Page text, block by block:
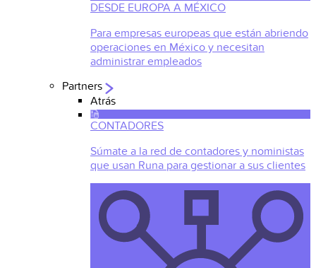
DESDE EUROPA A MÉXICO
Para empresas europeas que están abriendo
operaciones en México y necesitan
administrar empleados
Partners
Atrás
CONTADORES
Súmate a la red de contadores y noministas
que usan Runa para gestionar a sus clientes